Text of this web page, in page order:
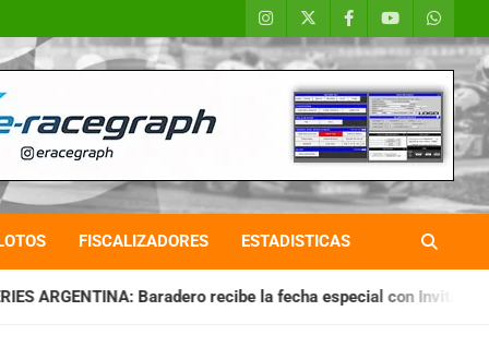
FISCALIZADORES ESTADISTICAS
recibe la fecha especial con Invitados CHAQUEÑO